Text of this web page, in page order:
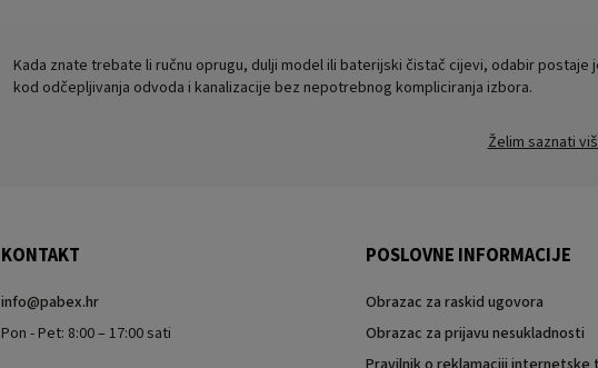
Kada znate trebate li ručnu oprugu, dulji model ili baterijski čistač cijevi, odabir
kod odčepljivanja odvoda i kanalizacije bez nepotrebnog kompliciranja izbora.
Želim saznati
KONTAKT
info@pabex.hr
Pon - Pet: 8:00 – 17:00 sati
POSLOVNE INFORMACIJE
Obrazac za raskid ugovora
Obrazac za prijavu nesukladnosti